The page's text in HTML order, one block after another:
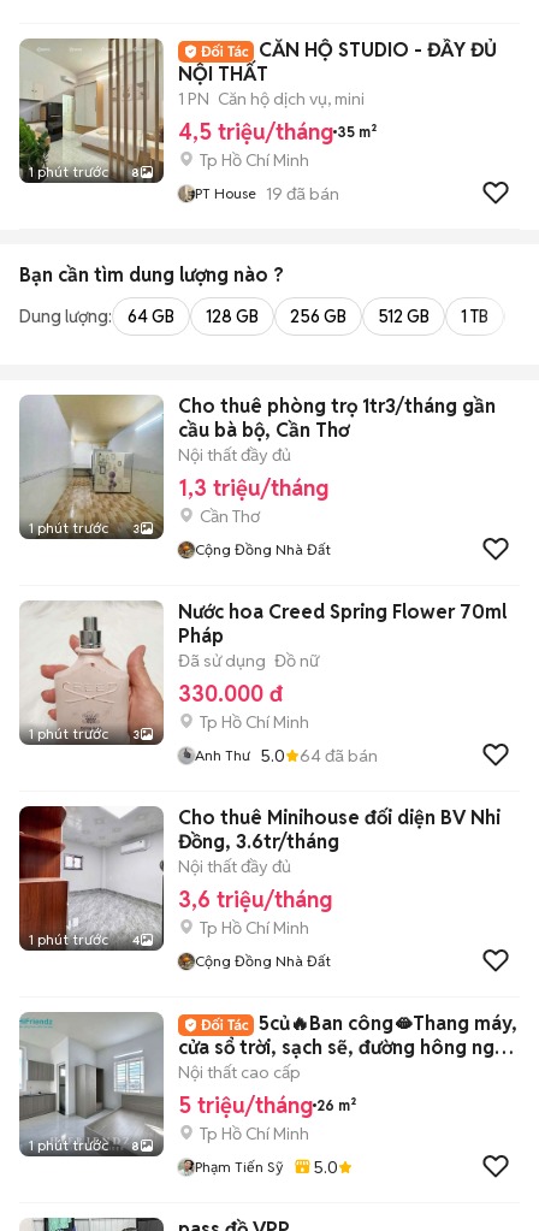
1 phút trước 8
CĂN HỘ STUDIO - ĐẦY ĐỦ
NỘI THẤT
1 PN Căn hộ dịch vụ, mini
4,5 triệu/tháng 35 m²
Tp Hồ Chí Minh
PT House 19 đã bán
Bạn cần tìm dung lượng nào ?
Dung lượng: 64 GB 128 GB 256 GB 512 GB 1 TB
1 phút trước 3
Cho thuê phòng trọ 1tr3/tháng gần
cầu bà bộ, Cần Thơ
Nội thất đầy đủ
1,3 triệu/tháng
Cần Thơ
Cộng Đồng Nhà Đất
1 phút trước 3
Nước hoa Creed Spring Flower 70ml
Pháp
Đã sử dụng Đồ nữ
330.000 đ
Tp Hồ Chí Minh
Anh Thư 5.0 64đã bán
1 phút trước 4
Cho thuê Minihouse đối diện BV Nhi
Đồng, 3.6tr/tháng
Nội thất đầy đủ
3,6 triệu/tháng
Tp Hồ Chí Minh
Cộng Đồng Nhà Đất
1 phút trước 8
5củ🔥Ban công🫦Thang máy,
cửa sổ trời, sạch sẽ, đường hông ngập
nhiều
Nội thất cao cấp
5 triệu/tháng 26 m²
Tp Hồ Chí Minh
Phạm Tiến Sỹ 5.0